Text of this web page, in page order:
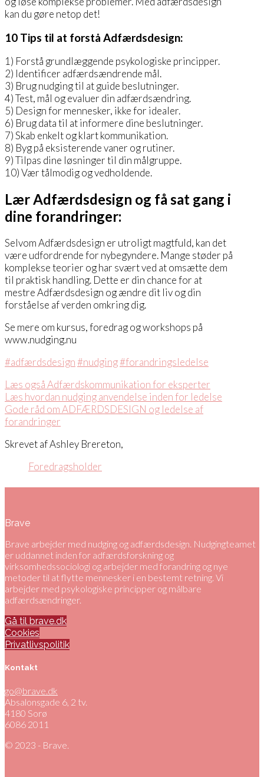
kan du gøre netop det!
10 Tips til at forstå Adfærdsdesign:
1) Forstå grundlæggende psykologiske principper.
2) Identificer adfærdsændrende mål.
3) Brug nudging til at guide beslutninger.
4) Test, mål og evaluer din adfærdsændring.
5) Design for mennesker, ikke for idealer.
6) Brug data til at informere dine beslutninger.
7) Skab enkelt og klart kommunikation.
8) Byg på eksisterende vaner og rutiner.
9) Tilpas dine løsninger til din målgruppe.
10) Vær tålmodig og vedholdende.
Lær Adfærdsdesign og få sat gang i
dine forandringer:
Selvom Adfærdsdesign er utroligt magtfuld, kan det
være udfordrende for nybegyndere. Mange støder på
komplekse teorier og har svært ved at omsætte dem
til praktisk handling. Dette er din chance for at
mestre Adfærdsdesign og ændre dit liv og din
forståelse af verden omkring dig.
Se mere om kursus, foredrag og workshops på
www.nudging.nu
#adfærdsdesign #nudging#forandringsledelse
Læs også Adfærdskommunikation for eksperter
Læs hvordan nudging anvendelse inden for ledelse
Gode råd om ADFÆRDSDESIGN og ledelse af
forandringer
Skrevet af Ashley Brereton,
Foredragsholder
Brave
Brave arbejder med nudging og adfærdsdesign. Nudgingteamet
er uddannet inden for adfærdsforskning og
virksomhedssociologi og arbejder med forandring og nye
metoder til at flytte mennesker i en bestemt retning. Vi
arbejder med psykologiske principper og målbare
adfærdsændringer.
Gå til brave.dk
Cookies
Privatlivspolitik
Kontakt
go@brave.dk
Absalonsgade 6, 2 tv.
4180 Sorø
6086 2011
© 2023 - Brave.